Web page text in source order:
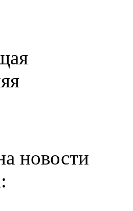
новости